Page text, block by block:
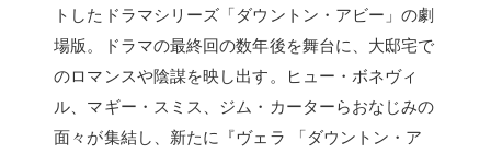
トしたドラマシリーズ「ダウントン・アビー」の劇
場版。ドラマの最終回の数年後を舞台に、大邸宅で
のロマンスや陰謀を映し出す。ヒュー・ボネヴィ
ル、マギー・スミス、ジム・カーターらおなじみの
面々が集結し、新たに『ヴェラ 「ダウントン・ア